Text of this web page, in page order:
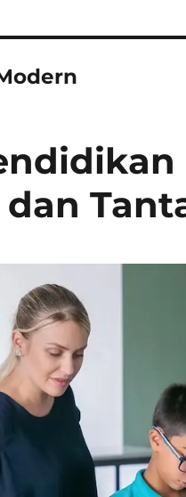
dan